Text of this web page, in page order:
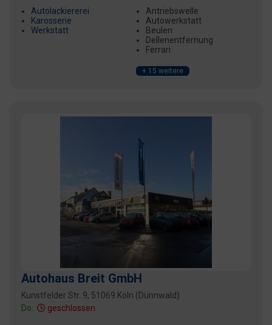
Autolackiererei
Karosserie
Werkstatt
Antriebswelle
Autowerkstatt
Beulen
Dellenentfernung
Ferrari
+ 15 weitere
Autohaus Breit GmbH
Kunstfelder Str. 9, 51069 Köln (Dünnwald)
Do:
geschlossen